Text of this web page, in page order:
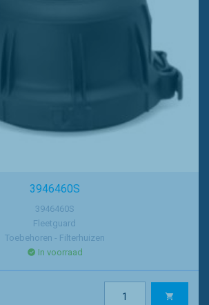
3946460S
3946460S
Fleetguard
Toebehoren - Filterhuizen
In voorraad